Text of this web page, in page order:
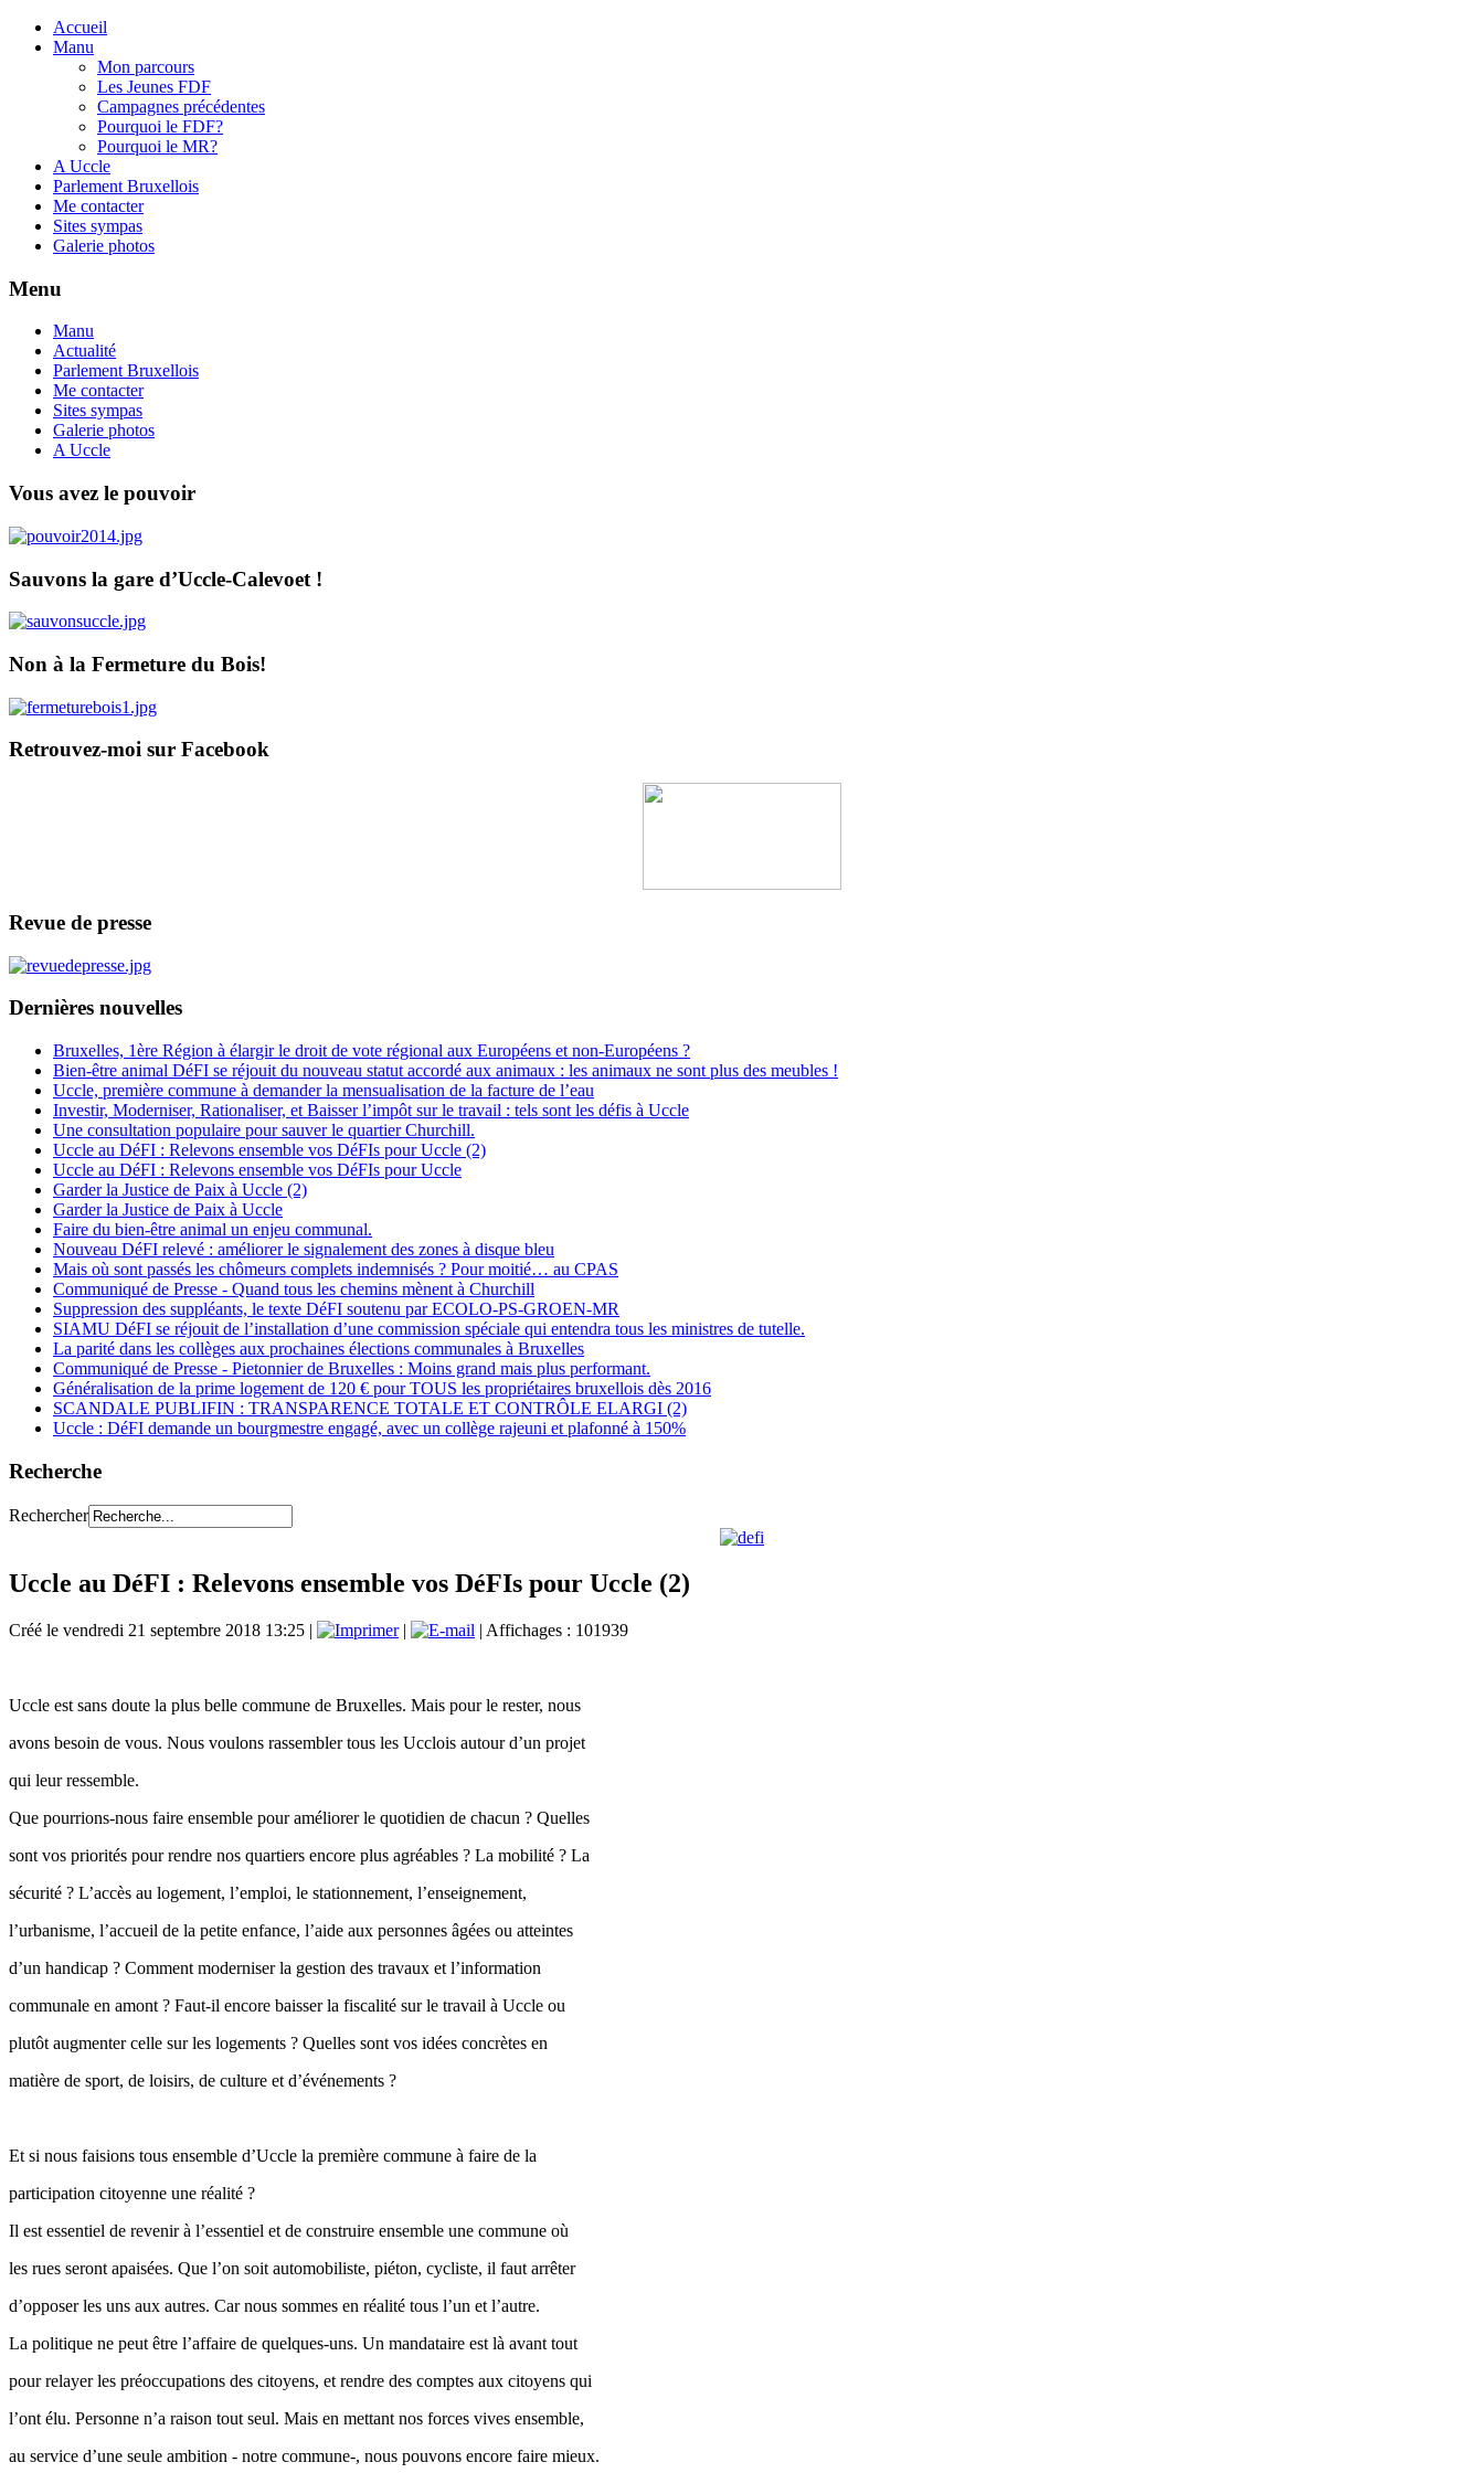
Accueil
Manu
Mon parcours
Les Jeunes FDF
Campagnes précédentes
Pourquoi le FDF?
Pourquoi le MR?
A Uccle
Parlement Bruxellois
Me contacter
Sites sympas
Galerie photos
Menu
Manu
Actualité
Parlement Bruxellois
Me contacter
Sites sympas
Galerie photos
A Uccle
Vous avez le pouvoir
Sauvons la gare d’Uccle-Calevoet !
Non à la Fermeture du Bois!
Retrouvez-moi sur Facebook
Revue de presse
Dernières nouvelles
Bruxelles, 1ère Région à élargir le droit de vote régional aux Européens et non-Européens ?
Bien-être animal DéFI se réjouit du nouveau statut accordé aux animaux : les animaux ne sont plus des meubles !
Uccle, première commune à demander la mensualisation de la facture de l’eau
Investir, Moderniser, Rationaliser, et Baisser l’impôt sur le travail : tels sont les défis à Uccle
Une consultation populaire pour sauver le quartier Churchill.
Uccle au DéFI : Relevons ensemble vos DéFIs pour Uccle (2)
Uccle au DéFI : Relevons ensemble vos DéFIs pour Uccle
Garder la Justice de Paix à Uccle (2)
Garder la Justice de Paix à Uccle
Faire du bien-être animal un enjeu communal.
Nouveau DéFI relevé : améliorer le signalement des zones à disque bleu
Mais où sont passés les chômeurs complets indemnisés ? Pour moitié… au CPAS
Communiqué de Presse - Quand tous les chemins mènent à Churchill
Suppression des suppléants, le texte DéFI soutenu par ECOLO-PS-GROEN-MR
SIAMU DéFI se réjouit de l’installation d’une commission spéciale qui entendra tous les ministres de tutelle.
La parité dans les collèges aux prochaines élections communales à Bruxelles
Communiqué de Presse - Pietonnier de Bruxelles : Moins grand mais plus performant.
Généralisation de la prime logement de 120 € pour TOUS les propriétaires bruxellois dès 2016
SCANDALE PUBLIFIN : TRANSPARENCE TOTALE ET CONTRÔLE ELARGI (2)
Uccle : DéFI demande un bourgmestre engagé, avec un collège rajeuni et plafonné à 150%
Recherche
Rechercher
Uccle au DéFI : Relevons ensemble vos DéFIs pour Uccle (2)
Créé le vendredi 21 septembre 2018 13:25 | | | Affichages : 101939
Uccle est sans doute la plus belle commune de Bruxelles. Mais pour le rester, nous
avons besoin de vous. Nous voulons rassembler tous les Ucclois autour d’un projet
qui leur ressemble.
Que pourrions-nous faire ensemble pour améliorer le quotidien de chacun ? Quelles
sont vos priorités pour rendre nos quartiers encore plus agréables ? La mobilité ? La
sécurité ? L’accès au logement, l’emploi, le stationnement, l’enseignement,
l’urbanisme, l’accueil de la petite enfance, l’aide aux personnes âgées ou atteintes
d’un handicap ? Comment moderniser la gestion des travaux et l’information
communale en amont ? Faut-il encore baisser la fiscalité sur le travail à Uccle ou
plutôt augmenter celle sur les logements ? Quelles sont vos idées concrètes en
matière de sport, de loisirs, de culture et d’événements ?
Et si nous faisions tous ensemble d’Uccle la première commune à faire de la
participation citoyenne une réalité ?
Il est essentiel de revenir à l’essentiel et de construire ensemble une commune où
les rues seront apaisées. Que l’on soit automobiliste, piéton, cycliste, il faut arrêter
d’opposer les uns aux autres. Car nous sommes en réalité tous l’un et l’autre.
La politique ne peut être l’affaire de quelques-uns. Un mandataire est là avant tout
pour relayer les préoccupations des citoyens, et rendre des comptes aux citoyens qui
l’ont élu. Personne n’a raison tout seul. Mais en mettant nos forces vives ensemble,
au service d’une seule ambition - notre commune-, nous pouvons encore faire mieux.